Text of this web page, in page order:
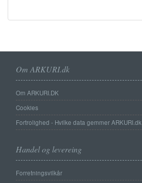
Om ARKURI.dk
Om ARKURI.DK
Cookies
Fortrolighed - Hvilke data gemmer ARKURI.dk
Handel og levereing
Forretningsvilkår